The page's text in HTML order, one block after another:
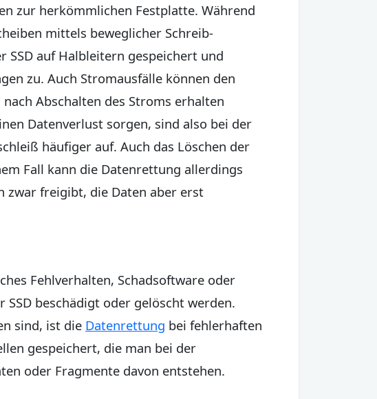
zur herkömmlichen Festplatte. Während
mittels beweglicher Schreib-
SSD auf Halbleitern gespeichert und
zu. Auch Stromausfälle können den
Abschalten des Stroms erhalten
Datenverlust sorgen, sind also bei der
häufiger auf. Auch das Löschen der
Fall kann die Datenrettung allerdings
zwar freigibt, die Daten aber erst
Fehlverhalten, Schadsoftware oder
beschädigt oder gelöscht werden.
sind, ist die Datenrettung bei fehlerhaften
gespeichert, die man bei der
oder Fragmente davon entstehen.